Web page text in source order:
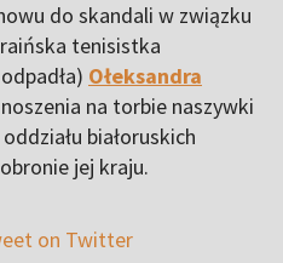
do skandali w związku
tenisistka
Ołeksandra
na torbie naszywki
białoruskich
jej kraju.
on Twitter